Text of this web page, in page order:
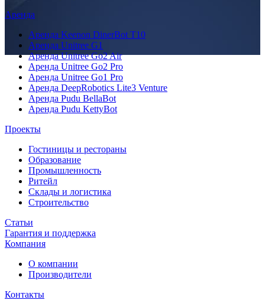
Аренда
Аренда Keenon DinerBot T10
Аренда Unitree G1
Аренда Unitree Go2 Air
Аренда Unitree Go2 Pro
Аренда Unitree Go1 Pro
Аренда DeepRobotics Lite3 Venture
Аренда Pudu BellaBot
Аренда Pudu KettyBot
Проекты
Гостиницы и рестораны
Образование
Промышленность
Ритейл
Склады и логистика
Строительство
Статьи
Гарантия и поддержка
Компания
О компании
Производители
Контакты